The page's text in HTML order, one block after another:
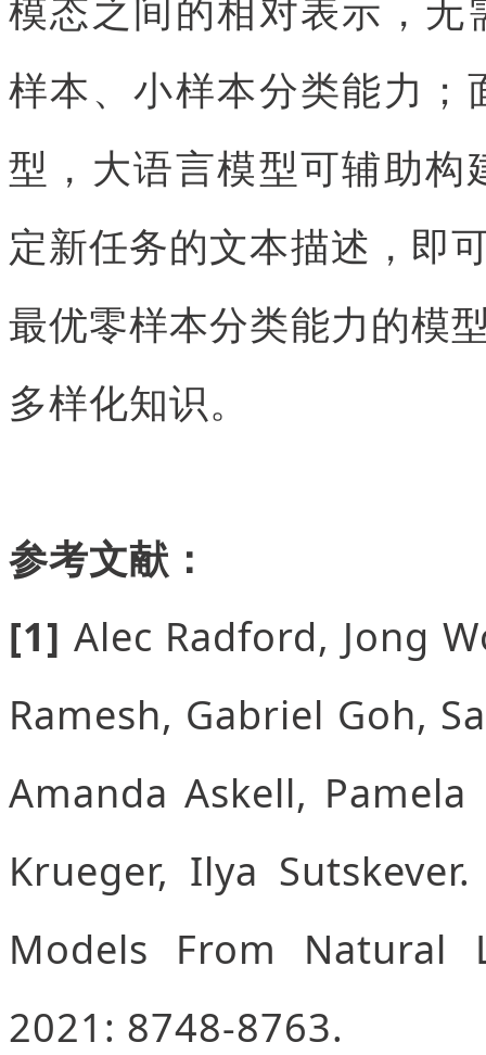
样本、小样本分类能力；
型，大语言模型可辅助构
定新任务的文本描述，即
最优零样本分类能力的模
多样化知识。
参考文献：
[1] Alec Radford, Jong
Ramesh, Gabriel Goh,
Amanda Askell,
Krueger, Ilya
Models From Natural
2021: 8748-8763.